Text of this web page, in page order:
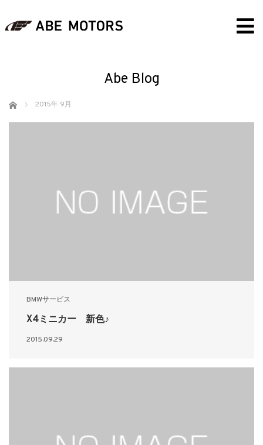
Abe Blog
ホーム 2015年 9月
BMWサービス
X4ミニカー 新色♪
2015.09.29